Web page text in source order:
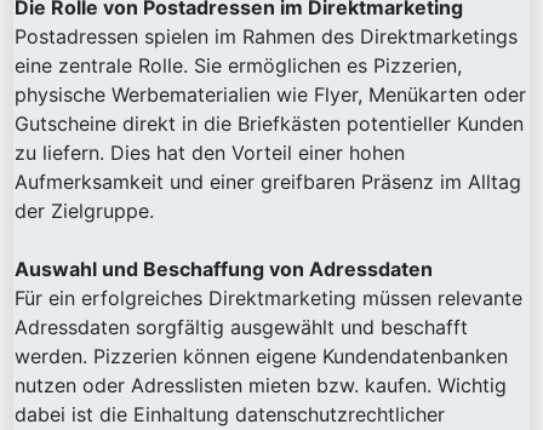
Die Rolle von Postadressen im Direktmarketing
Postadressen spielen im Rahmen des Direktmarketings
eine zentrale Rolle. Sie ermöglichen es Pizzerien,
physische Werbematerialien wie Flyer, Menükarten oder
Gutscheine direkt in die Briefkästen potentieller Kunden
zu liefern. Dies hat den Vorteil einer hohen
Aufmerksamkeit und einer greifbaren Präsenz im Alltag
der Zielgruppe.
Auswahl und Beschaffung von Adressdaten
Für ein erfolgreiches Direktmarketing müssen relevante
Adressdaten sorgfältig ausgewählt und beschafft
werden. Pizzerien können eigene Kundendatenbanken
nutzen oder Adresslisten mieten bzw. kaufen. Wichtig
dabei ist die Einhaltung datenschutzrechtlicher